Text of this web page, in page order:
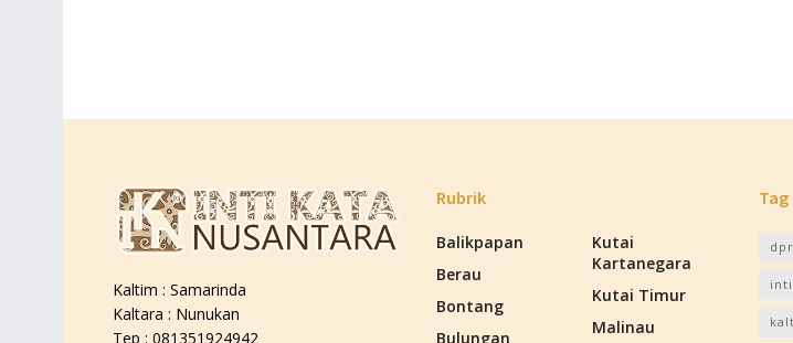
Kaltim : Samarinda
Kaltara : Nunukan
Tep : 081351924942
Rubrik
Balikpapan
Berau
Bontang
Bulungan
Kutai
Kartanegara
Kutai Timur
Malinau
Tag